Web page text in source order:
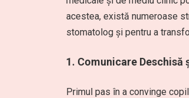
acestea, există numeroase
stomatolog și pentru a
1. Comunicare Deschisă
Primul pas în a convinge